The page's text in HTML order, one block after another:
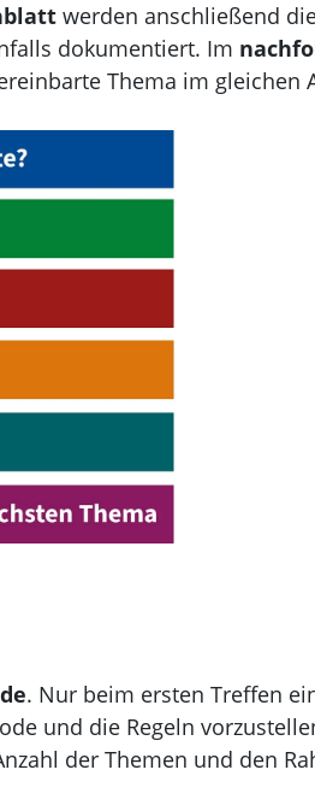
werden anschließend
dokumentiert. Im
Thema im gleichen
. Nur beim ersten Treffen
und die Regeln
der Themen und den